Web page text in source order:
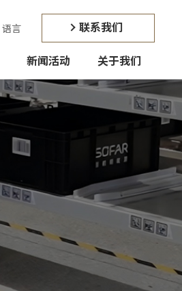
语言 联系我们
新闻活动 关于我们